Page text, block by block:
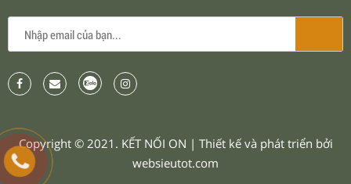
Copyright © 2021. KẾT NỐI ON | Thiết kế và phát triển bởi
websieutot.com